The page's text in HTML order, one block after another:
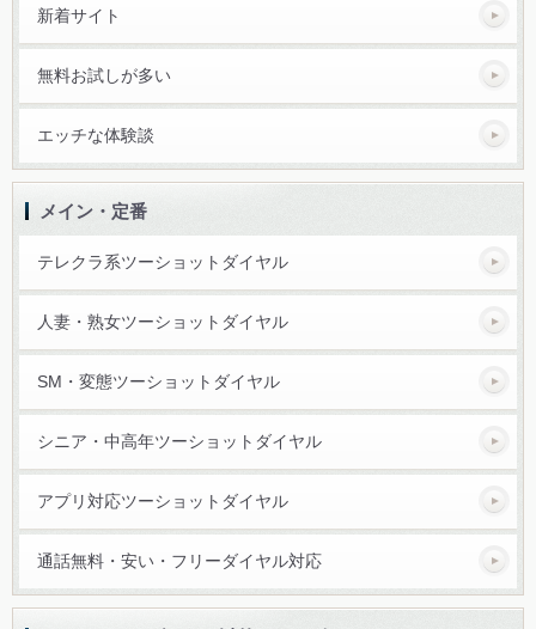
新着サイト
無料お試しが多い
エッチな体験談
メイン・定番
テレクラ系ツーショットダイヤル
人妻・熟女ツーショットダイヤル
SM・変態ツーショットダイヤル
シニア・中高年ツーショットダイヤル
アプリ対応ツーショットダイヤル
通話無料・安い・フリーダイヤル対応